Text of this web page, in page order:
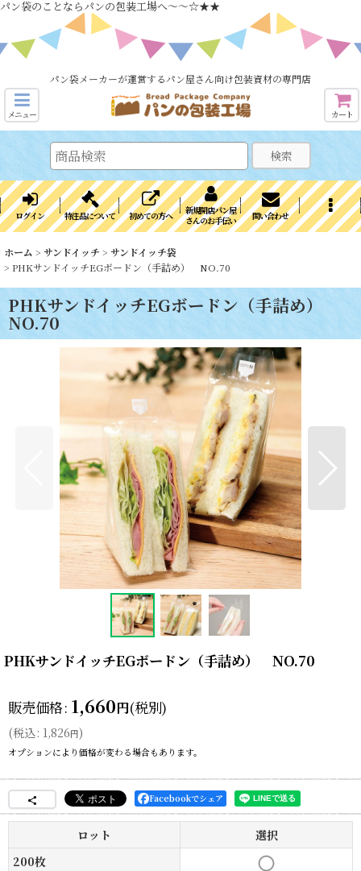
パン袋のことならパンの包装工場へ～～☆★★
パン袋メーカーが運営するパン屋さん向け包装資材の専門店
メニュー カート
検索
ログイン 特注品について 初めての方へ
新規開店パン屋
さんのお手伝い
問い合わせ
ホーム > サンドイッチ > サンドイッチ袋
> PHKサンドイッチEGボードン（手詰め） NO.70
PHKサンドイッチEGボードン（手詰め）
NO.70
PHKサンドイッチEGボードン（手詰め） NO.70
販売価格: 1,660円(税別)
(税込: 1,826円)
オプションにより価格が変わる場合もあります。
Facebookでシェア
ロット
選択
200枚